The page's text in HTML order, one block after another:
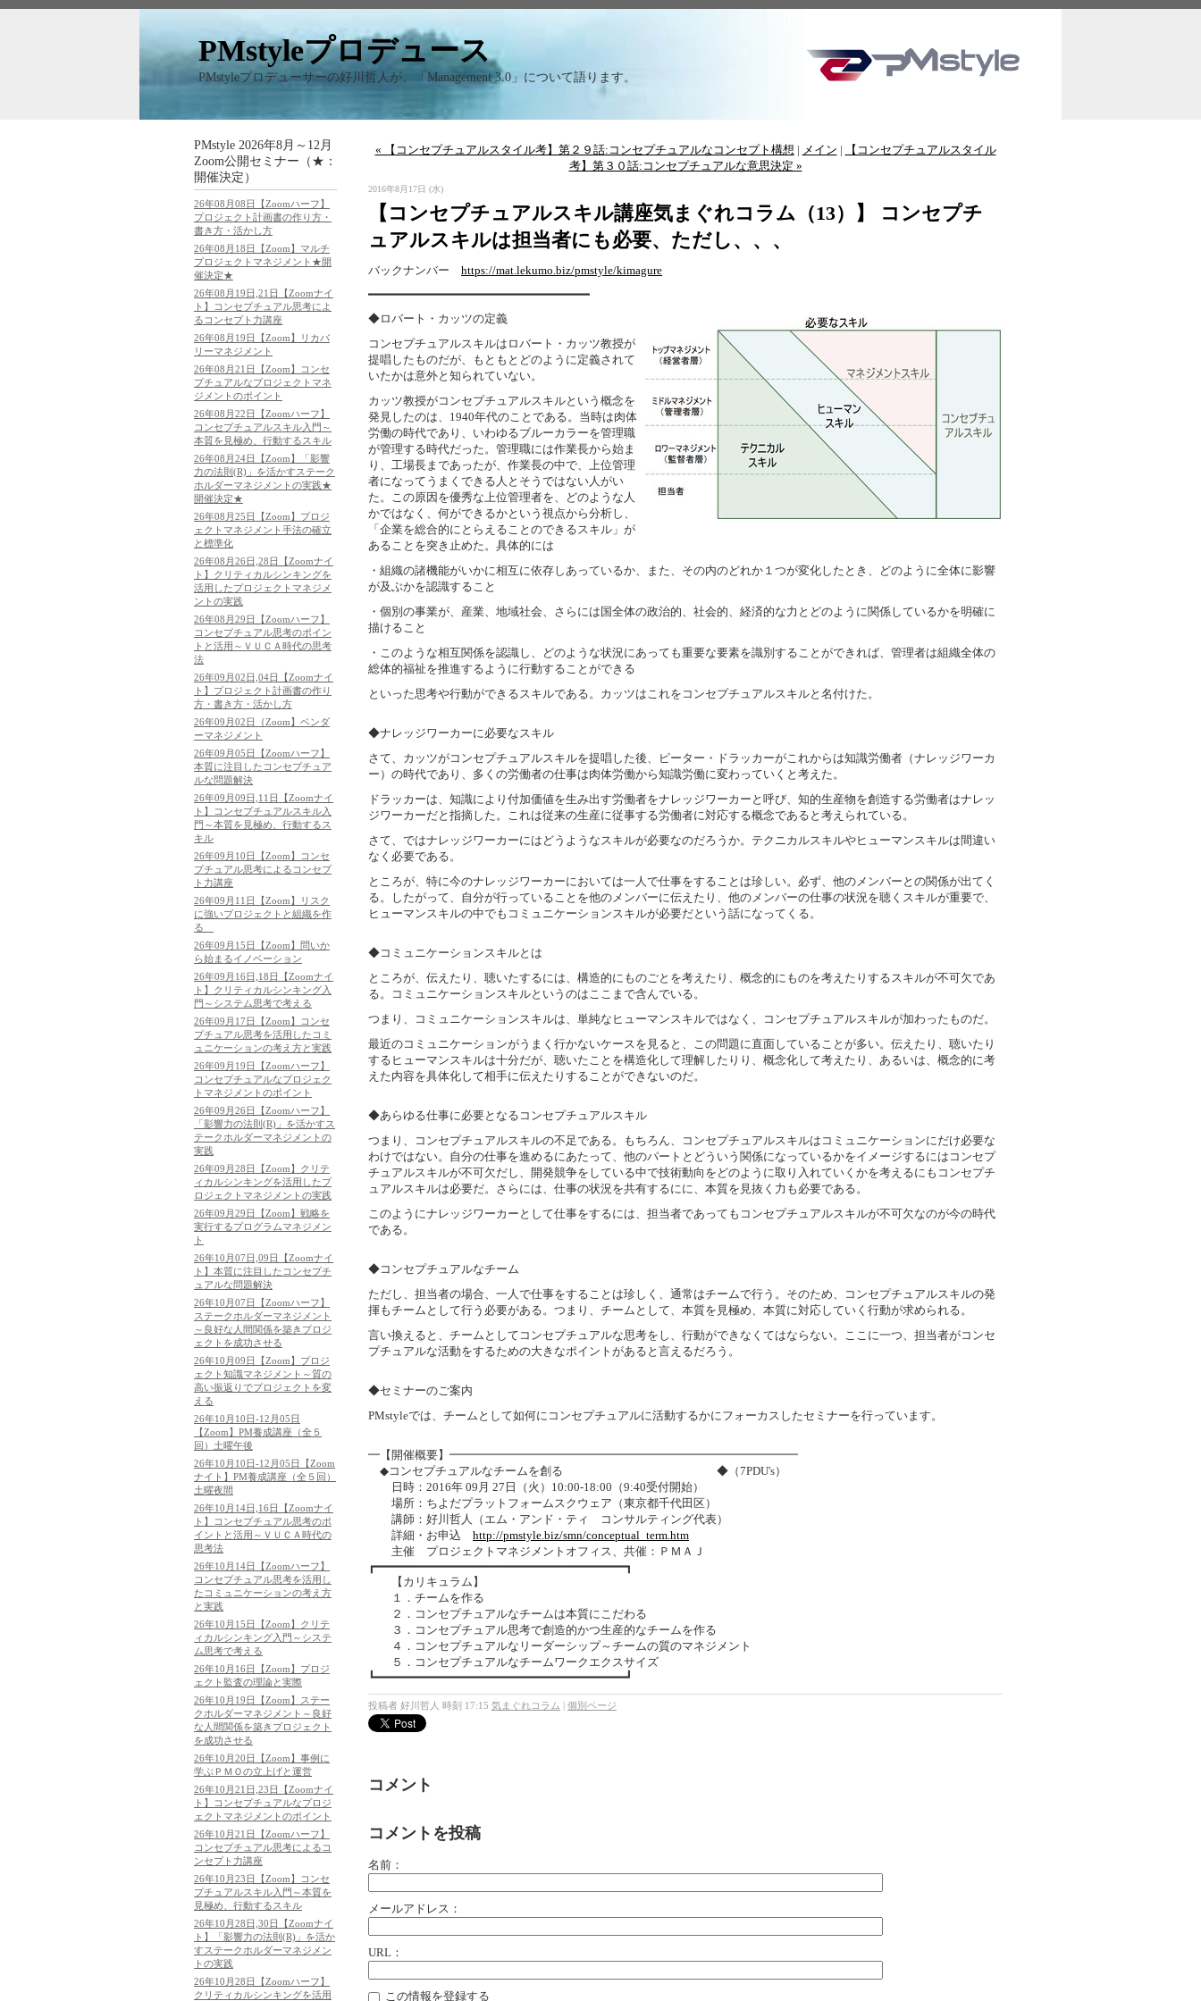
PMstyleプロデュース
PMstyleプロデューサーの好川哲人が、「Management 3.0」について語ります。
PMstyle 2026年8月～12月
Zoom公開セミナー（★：
開催決定）
26年08月08日【Zoomハーフ】
プロジェクト計画書の作り方・
書き方・活かし方
26年08月18日【Zoom】マルチ
プロジェクトマネジメント★開
催決定★
26年08月19日,21日【Zoomナイ
ト】コンセプチュアル思考によ
るコンセプト力講座
26年08月19日【Zoom】リカバ
リーマネジメント
26年08月21日【Zoom】コンセ
プチュアルなプロジェクトマネ
ジメントのポイント
26年08月22日【Zoomハーフ】
コンセプチュアルスキル入門～
本質を見極め、行動するスキル
26年08月24日【Zoom】「影響
力の法則(R)」を活かすステーク
ホルダーマネジメントの実践★
開催決定★
26年08月25日【Zoom】プロジ
ェクトマネジメント手法の確立
と標準化
26年08月26日,28日【Zoomナイ
ト】クリティカルシンキングを
活用したプロジェクトマネジメ
ントの実践
26年08月29日【Zoomハーフ】
コンセプチュアル思考のポイン
トと活用～ＶＵＣＡ時代の思考
法
26年09月02日,04日【Zoomナイ
ト】プロジェクト計画書の作り
方・書き方・活かし方
26年09月02日｛Zoom】ベンダ
ーマネジメント
26年09月05日【Zoomハーフ】
本質に注目したコンセプチュア
ルな問題解決
26年09月09日,11日【Zoomナイ
ト】コンセプチュアルスキル入
門～本質を見極め、行動するス
キル
26年09月10日【Zoom】コンセ
プチュアル思考によるコンセプ
ト力講座
26年09月11日【Zoom】リスク
に強いプロジェクトと組織を作
る
26年09月15日【Zoom】問いか
ら始まるイノベーション
26年09月16日,18日【Zoomナイ
ト】クリティカルシンキング入
門～システム思考で考える
26年09月17日【Zoom】コンセ
プチュアル思考を活用したコミ
ュニケーションの考え方と実践
26年09月19日【Zoomハーフ】
コンセプチュアルなプロジェク
トマネジメントのポイント
26年09月26日【Zoomハーフ】
「影響力の法則(R)」を活かすス
テークホルダーマネジメントの
実践
26年09月28日【Zoom】クリテ
ィカルシンキングを活用したプ
ロジェクトマネジメントの実践
26年09月29日【Zoom】戦略を
実行するプログラムマネジメン
ト
26年10月07日,09日【Zoomナイ
ト】本質に注目したコンセプチ
ュアルな問題解決
26年10月07日【Zoomハーフ】
ステークホルダーマネジメント
～良好な人間関係を築きプロジ
ェクトを成功させる
26年10月09日【Zoom】プロジ
ェクト知識マネジメント～質の
高い振返りでプロジェクトを変
える
26年10月10日-12月05日
【Zoom】PM養成講座（全５
回）土曜午後
26年10月10日-12月05日【Zoom
ナイト】PM養成講座（全５回）
土曜夜間
26年10月14日,16日【Zoomナイ
ト】コンセプチュアル思考のポ
イントと活用～ＶＵＣＡ時代の
思考法
26年10月14日【Zoomハーフ】
コンセプチュアル思考を活用し
たコミュニケーションの考え方
と実践
26年10月15日【Zoom】クリテ
ィカルシンキング入門～システ
ム思考で考える
26年10月16日【Zoom】プロジ
ェクト監査の理論と実際
26年10月19日【Zoom】ステー
クホルダーマネジメント～良好
な人間関係を築きプロジェクト
を成功させる
26年10月20日【Zoom】事例に
学ぶＰＭＯの立上げと運営
26年10月21日,23日【Zoomナイ
ト】コンセプチュアルなプロジ
ェクトマネジメントのポイント
26年10月21日【Zoomハーフ】
コンセプチュアル思考によるコ
ンセプト力講座
26年10月23日【Zoom】コンセ
プチュアルスキル入門～本質を
見極め、行動するスキル
26年10月28日,30日【Zoomナイ
ト】「影響力の法則(R)」を活か
すステークホルダーマネジメン
トの実践
26年10月28日【Zoomハーフ】
クリティカルシンキングを活用
« 【コンセプチュアルスタイル考】第２９話:コンセプチュアルなコンセプト構想 | メイン |
【コンセプチュアルスタイル
考】第３０話:コンセプチュアルな意思決定 »
2016年8月17日 (水)
【コンセプチュアルスキル講座気まぐれコラム（13）】 コンセプチ
ュアルスキルは担当者にも必要、ただし、、、
バックナンバー https://mat.lekumo.biz/pmstyle/kimagure
━━━━━━━━━━━━━━━━━━━━━━━━━━━━━━━
◆ロバート・カッツの定義
コンセプチュアルスキルはロバート・カッツ教授が
提唱したものだが、もともとどのように定義されて
いたかは意外と知られていない。
カッツ教授がコンセプチュアルスキルという概念を
発見したのは、1940年代のことである。当時は肉体
労働の時代であり、いわゆるブルーカラーを管理職
が管理する時代だった。管理職には作業長から始ま
り、工場長まであったが、作業長の中で、上位管理
者になってうまくできる人とそうではない人がい
た。この原因を優秀な上位管理者を、どのような人
かではなく、何ができるかという視点から分析し、
「企業を総合的にとらえることのできるスキル」が
あることを突き止めた。具体的には
・組織の諸機能がいかに相互に依存しあっているか、また、その内のどれか１つが変化したとき、どのように全体に影響
が及ぶかを認識すること
・個別の事業が、産業、地域社会、さらには国全体の政治的、社会的、経済的な力とどのように関係しているかを明確に
描けること
・このような相互関係を認識し、どのような状況にあっても重要な要素を識別することができれば、管理者は組織全体の
総体的福祉を推進するように行動することができる
といった思考や行動ができるスキルである。カッツはこれをコンセプチュアルスキルと名付けた。
◆ナレッジワーカーに必要なスキル
さて、カッツがコンセプチュアルスキルを提唱した後、ピーター・ドラッカーがこれからは知識労働者（ナレッジワーカ
ー）の時代であり、多くの労働者の仕事は肉体労働から知識労働に変わっていくと考えた。
ドラッカーは、知識により付加価値を生み出す労働者をナレッジワーカーと呼び、知的生産物を創造する労働者はナレッ
ジワーカーだと指摘した。これは従来の生産に従事する労働者に対応する概念であると考えられている。
さて、ではナレッジワーカーにはどうようなスキルが必要なのだろうか。テクニカルスキルやヒューマンスキルは間違い
なく必要である。
ところが、特に今のナレッジワーカーにおいては一人で仕事をすることは珍しい。必ず、他のメンバーとの関係が出てく
る。したがって、自分が行っていることを他のメンバーに伝えたり、他のメンバーの仕事の状況を聴くスキルが重要で、
ヒューマンスキルの中でもコミュニケーションスキルが必要だという話になってくる。
◆コミュニケーションスキルとは
ところが、伝えたり、聴いたするには、構造的にものごとを考えたり、概念的にものを考えたりするスキルが不可欠であ
る。コミュニケーションスキルというのはここまで含んでいる。
つまり、コミュニケーションスキルは、単純なヒューマンスキルではなく、コンセプチュアルスキルが加わったものだ。
最近のコミュニケーションがうまく行かないケースを見ると、この問題に直面していることが多い。伝えたり、聴いたり
するヒューマンスキルは十分だが、聴いたことを構造化して理解したりり、概念化して考えたり、あるいは、概念的に考
えた内容を具体化して相手に伝えたりすることができないのだ。
◆あらゆる仕事に必要となるコンセプチュアルスキル
つまり、コンセプチュアルスキルの不足である。もちろん、コンセプチュアルスキルはコミュニケーションにだけ必要な
わけではない。自分の仕事を進めるにあたって、他のパートとどういう関係になっているかをイメージするにはコンセプ
チュアルスキルが不可欠だし、開発競争をしている中で技術動向をどのように取り入れていくかを考えるにもコンセプチ
ュアルスキルは必要だ。さらには、仕事の状況を共有するにに、本質を見抜く力も必要である。
このようにナレッジワーカーとして仕事をするには、担当者であってもコンセプチュアルスキルが不可欠なのが今の時代
である。
◆コンセプチュアルなチーム
ただし、担当者の場合、一人で仕事をすることは珍しく、通常はチームで行う。そのため、コンセプチュアルスキルの発
揮もチームとして行う必要がある。つまり、チームとして、本質を見極め、本質に対応していく行動が求められる。
言い換えると、チームとしてコンセプチュアルな思考をし、行動ができなくてはならない。ここに一つ、担当者がコンセ
プチュアルな活動をするための大きなポイントがあると言えるだろう。
◆セミナーのご案内
PMstyleでは、チームとして如何にコンセプチュアルに活動するかにフォーカスしたセミナーを行っています。
━【開催概要】━━━━━━━━━━━━━━━━━━━━━━━━━━━━━━
◆コンセプチュアルなチームを創る ◆（7PDU's）
日時：2016年 09月 27日（火）10:00-18:00（9:40受付開始）
場所：ちよだプラットフォームスクウェア（東京都千代田区）
講師：好川哲人（エム・アンド・ティ コンサルティング代表）
詳細・お申込 http://pmstyle.biz/smn/conceptual_term.htm
主催 プロジェクトマネジメントオフィス、共催：ＰＭＡＪ
┏━━━━━━━━━━━━━━━━━━━━━━━━━━━━━━━━━━━┓
【カリキュラム】
１．チームを作る
２．コンセプチュアルなチームは本質にこだわる
３．コンセプチュアル思考で創造的かつ生産的なチームを作る
４．コンセプチュアルなリーダーシップ～チームの質のマネジメント
５．コンセプチュアルなチームワークエクスサイズ
┗━━━━━━━━━━━━━━━━━━━━━━━━━━━━━━━━━━━┛
投稿者 好川哲人 時刻 17:15 気まぐれコラム | 個別ページ
コメント
コメントを投稿
名前：
メールアドレス：
URL：
この情報を登録する